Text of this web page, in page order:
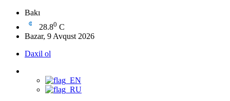
Bakı
28.80 C
Bazar, 9 Avqust 2026
Daxil ol